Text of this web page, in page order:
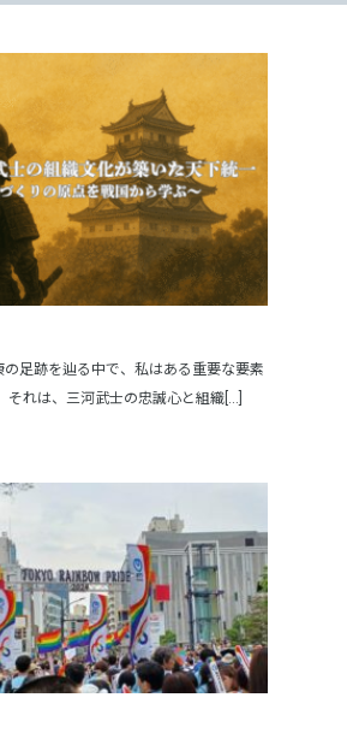
の足跡を辿る中で、私はある重要な要素
それは、三河武士の忠誠心と組織[...]